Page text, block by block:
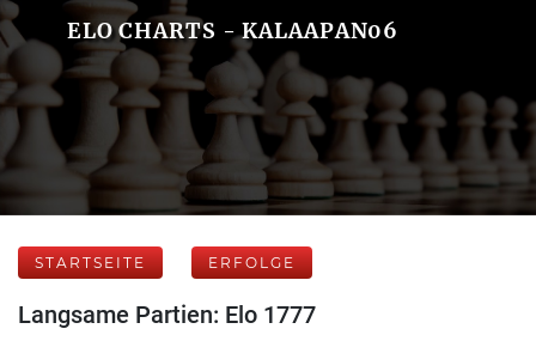
ELO CHARTS - KALAAPAN06
STARTSEITE ERFOLGE
Langsame Partien: Elo 1777